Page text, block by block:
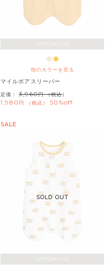
S(90)/M(110)
他のカラーを見る
マイルボアスリーパー
定価： 3,960 （税込）
1,980 税込 50%off
S(90)/M(110)
SOLD OUT
SALE